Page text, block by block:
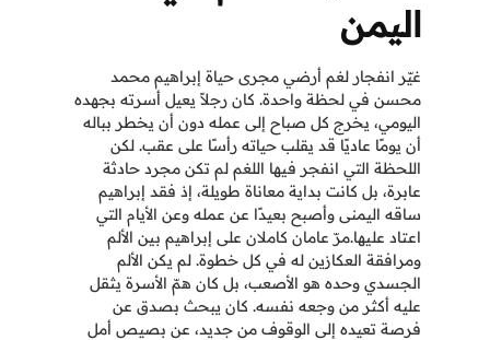
اليمن
غيّر انفجار لغم أرضي مجرى حياة إبراهيم محمد
محسن في لحظة واحدة. كان رجلاً يعيل أسرته بجهده
اليومي، يخرج كل صباح إلى عمله دون أن يخطر بباله
أن يومًا عاديًا قد يقلب حياته رأسًا على عقب. لكن
اللحظة التي انفجر فيها اللغم لم تكن مجرد حادثة
عابرة، بل كانت بداية معاناة طويلة، إذ فقد إبراهيم
ساقه اليمنى وأصبح بعيدًا عن عمله وعن الأيام التي
اعتاد عليها.مرّ عامان كاملان على إبراهيم بين الألم
ومرافقة العكازين له في كل خطوة. لم يكن الألم
الجسدي وحده هو الأصعب، بل كان همّ الأسرة يثقل
عليه أكثر من وجعه نفسه. كان يبحث بصدق عن
فرصة تعيده إلى الوقوف من جديد، عن بصيص أمل